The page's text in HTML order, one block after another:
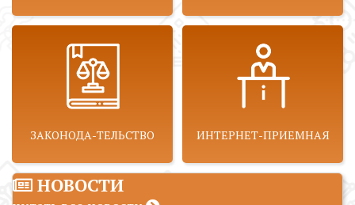
ЗАКОНОДА-ТЕЛЬСТВО ИНТЕРНЕТ-ПРИЕМНАЯ
НОВОСТИ